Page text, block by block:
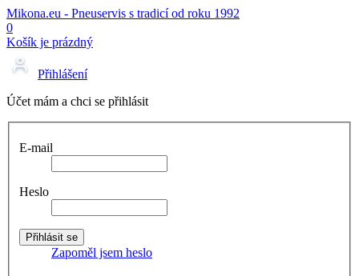
Mikona.eu - Pneuservis s tradicí od roku 1992
0
Košík je prázdný
Přihlášení
Účet mám a chci se přihlásit
E-mail
Heslo
Zapoměl jsem heslo